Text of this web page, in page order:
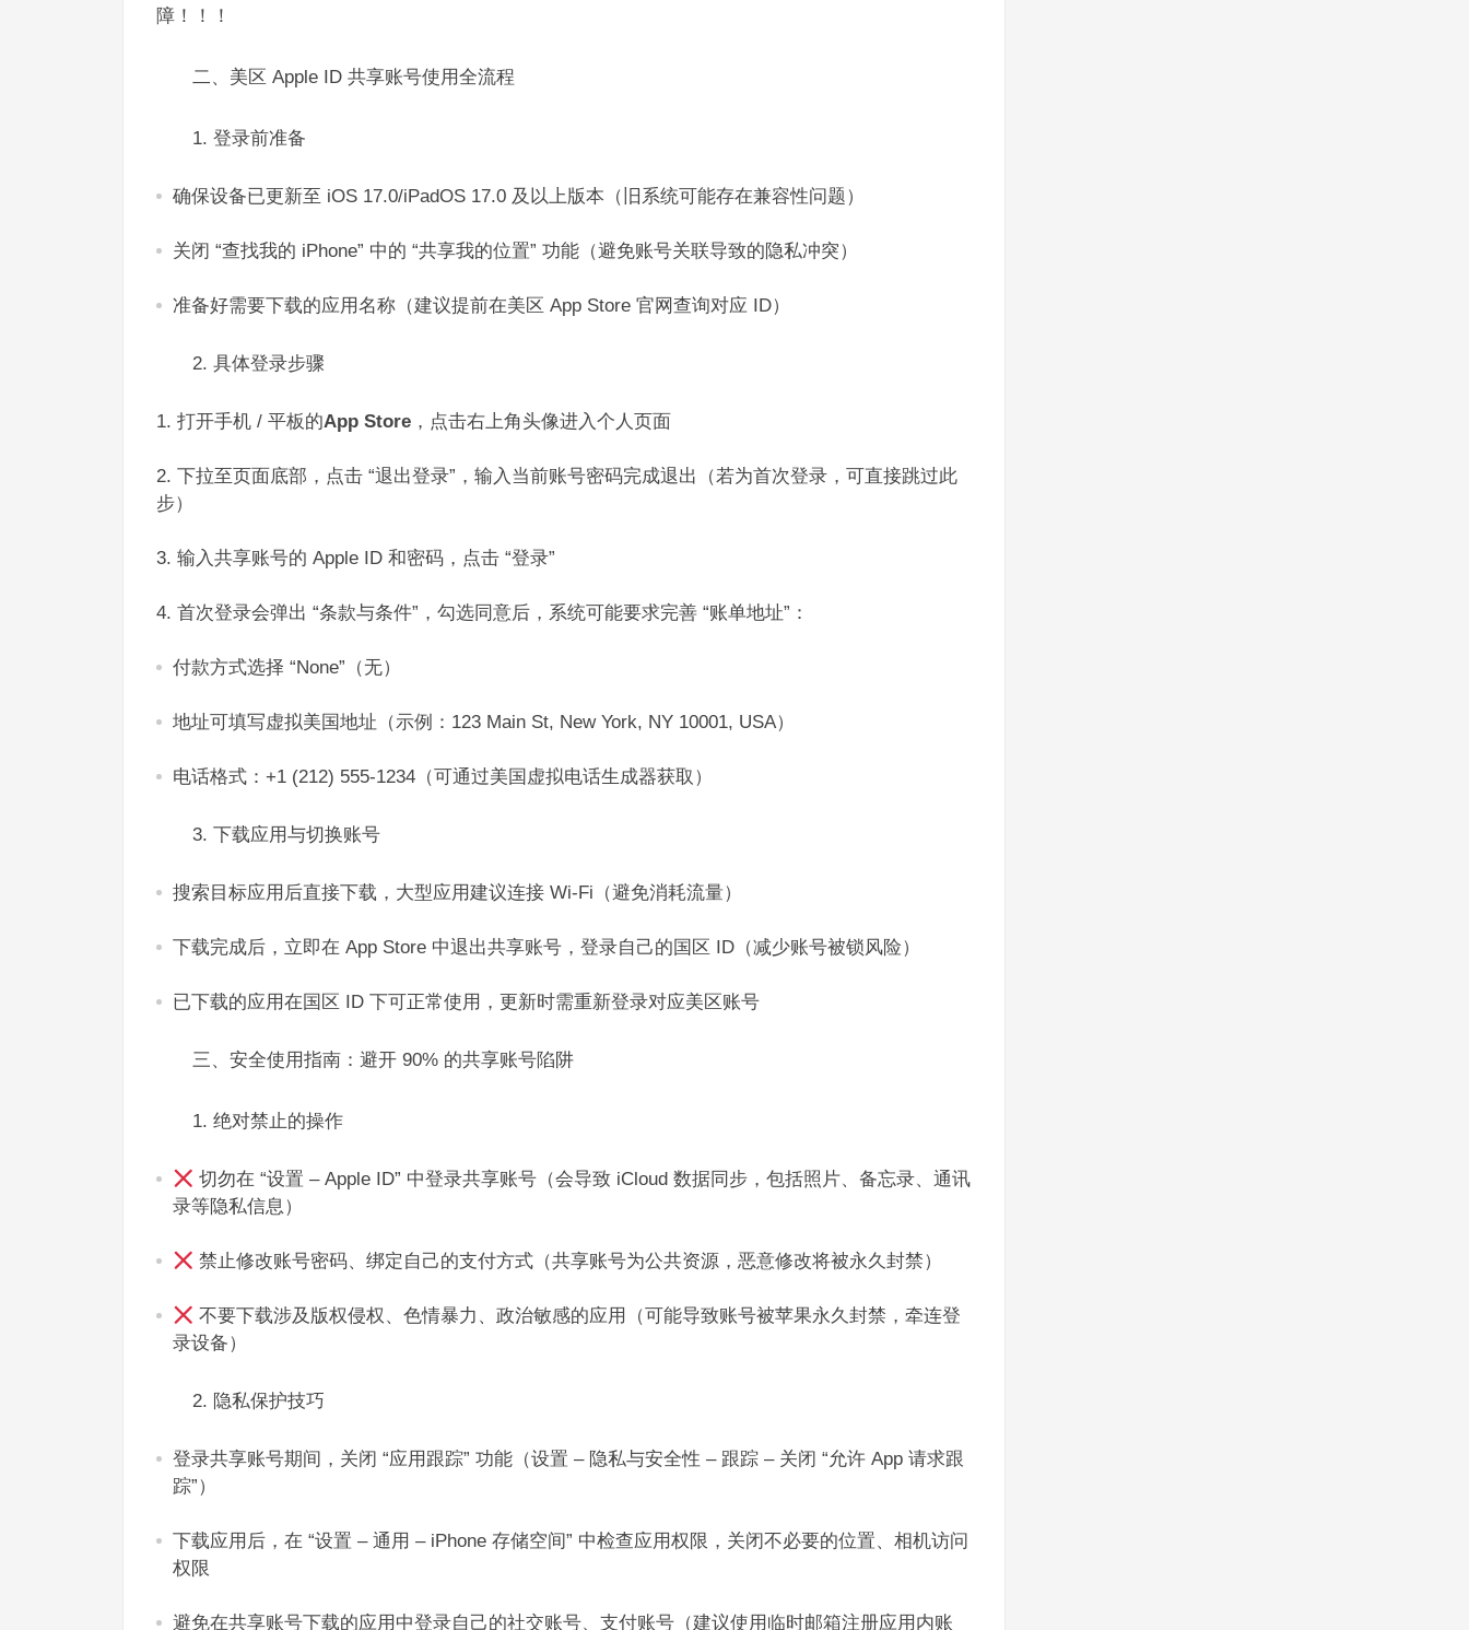
障！！！
二、美区 Apple ID 共享账号使用全流程​
1. 登录前准备​
确保设备已更新至 iOS 17.0/iPadOS 17.0 及以上版本（旧系统可能存在兼容性问题）​
关闭 “查找我的 iPhone” 中的 “共享我的位置” 功能（避免账号关联导致的隐私冲突）​
准备好需要下载的应用名称（建议提前在美区 App Store 官网查询对应 ID）​
2. 具体登录步骤​
打开手机 / 平板的App Store ，点击右上角头像进入个人页面​
下拉至页面底部，点击 “退出登录”，输入当前账号密码完成退出（若为首次登录，可直接跳过此
步）​
输入共享账号的 Apple ID 和密码，点击 “登录”​
首次登录会弹出 “条款与条件”，勾选同意后，系统可能要求完善 “账单地址”：​
付款方式选择 “None”（无）​
地址可填写虚拟美国地址（示例：123 Main St, New York, NY 10001, USA）​
电话格式：+1 (212) 555-1234（可通过美国虚拟电话生成器获取）​
3. 下载应用与切换账号​
搜索目标应用后直接下载，大型应用建议连接 Wi-Fi（避免消耗流量）​
下载完成后，立即在 App Store 中退出共享账号，登录自己的国区 ID（减少账号被锁风险）​
已下载的应用在国区 ID 下可正常使用，更新时需重新登录对应美区账号​
三、安全使用指南：避开 90% 的共享账号陷阱​
1. 绝对禁止的操作​
切勿在 “设置 – Apple ID” 中登录共享账号（会导致 iCloud 数据同步，包括照片、备忘录、通讯
录等隐私信息）​
禁止修改账号密码、绑定自己的支付方式（共享账号为公共资源，恶意修改将被永久封禁）​
不要下载涉及版权侵权、色情暴力、政治敏感的应用（可能导致账号被苹果永久封禁，牵连登
录设备）​
2. 隐私保护技巧​
登录共享账号期间，关闭 “应用跟踪” 功能（设置 – 隐私与安全性 – 跟踪 – 关闭 “允许 App 请求跟
踪”）​
下载应用后，在 “设置 – 通用 – iPhone 存储空间” 中检查应用权限，关闭不必要的位置、相机访问
权限​
避免在共享账号下载的应用中登录自己的社交账号、支付账号（建议使用临时邮箱注册应用内账